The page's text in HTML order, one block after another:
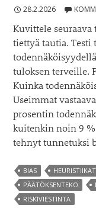
28.2.2026
Kuvittele seuraava
tiettyä tautia. Testi
tuloksen terveille.
Kuinka
Useimmat
prosentin
kuitenkin noin 9
tehnyt tunnetuksi
BIAS HEURISTIIKAT
PÄÄTÖKSENTEKO
RISKIVIESTINTÄ